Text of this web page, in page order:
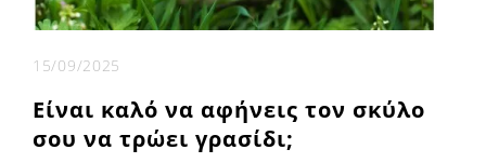
15/09/2025
Είναι καλό να αφήνεις τον σκύλο
σου να τρώει γρασίδι;